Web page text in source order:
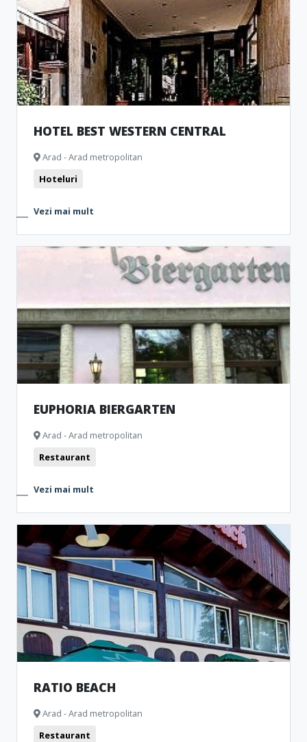
HOTEL BEST WESTERN CENTRAL
Arad - Arad metropolitan
Hoteluri
Vezi mai mult
EUPHORIA BIERGARTEN
Arad - Arad metropolitan
Restaurant
Vezi mai mult
RATIO BEACH
Arad - Arad metropolitan
Restaurant